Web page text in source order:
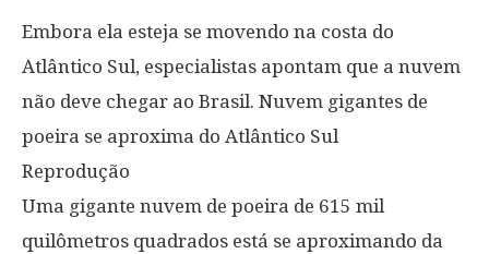
Embora ela esteja se movendo na costa do
Atlântico Sul, especialistas apontam que a nuvem
não deve chegar ao Brasil. Nuvem gigantes de
poeira se aproxima do Atlântico Sul
Reprodução
Uma gigante nuvem de poeira de 615 mil
quilômetros quadrados está se aproximando da